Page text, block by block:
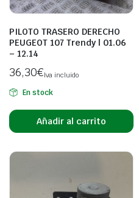
PILOTO TRASERO DERECHO
PEUGEOT 107 Trendy | 01.06
– 12.14
36,30€Iva incluido
En stock
Añadir al carrito